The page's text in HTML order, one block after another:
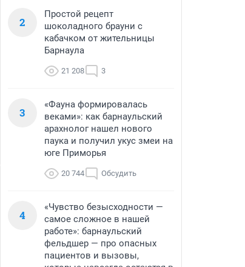
2
Простой рецепт
шоколадного брауни с
кабачком от жительницы
Барнаула
21 208 3
3
«Фауна формировалась
веками»: как барнаульский
арахнолог нашел нового
паука и получил укус змеи на
юге Приморья
20 744 Обсудить
4
«Чувство безысходности —
самое сложное в нашей
работе»: барнаульский
фельдшер — про опасных
пациентов и вызовы,